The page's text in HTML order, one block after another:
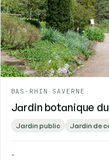
BAS-RHIN - SAVERNE
Jardin botanique
Jardin public Jardin de
-